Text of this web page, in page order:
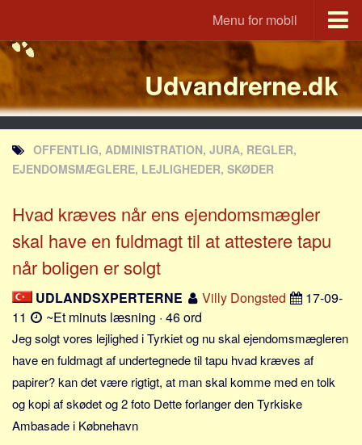
Menu for mobil
Portal
Udvandrerne.dk
Utvandrerne.no
Utvandrarna.se
Tyskland.dk
Rusland.dk
JLKM.dk
Lande
Tyrkiet
Spanien
Frankrig
Sverige
Norge
Thailand
Udvandrerne.dk
OFFENTLIG, ADMINISTRATION, JURA, REGLER,
EJENDOMSMÆGLERE, LEJLIGHEDER, SKØDER
Hvad kræves når ens ejendomsmægler
skal have en fuldmagt til at attestere tapu
når boligen er solgt
UDLANDSXPERTERNE Villy Dongsted
17-09-
11
~Et minuts læsning · 46 ord
Jeg solgt vores lejlighed i Tyrkiet og nu skal ejendomsmægleren
have en fuldmagt af undertegnede til tapu hvad kræves af
papirer? kan det være rigtigt, at man skal komme med en tolk
og kopi af skødet og 2 foto Dette forlanger den Tyrkiske
Ambasade i Købnehavn